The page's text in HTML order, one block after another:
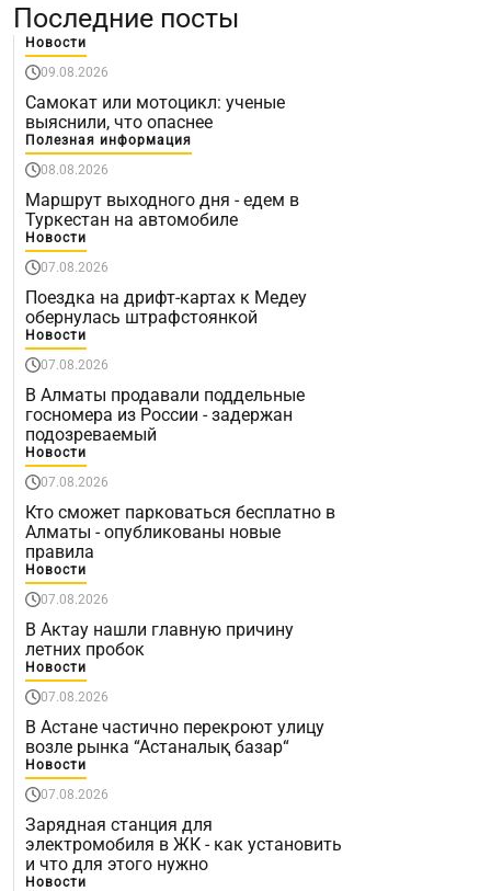
Последние посты
Новости
09.08.2026
Самокат или мотоцикл: ученые
выяснили, что опаснее
Полезная информация
08.08.2026
Маршрут выходного дня - едем в
Туркестан на автомобиле
Новости
07.08.2026
Поездка на дрифт-картах к Медеу
обернулась штрафстоянкой
Новости
07.08.2026
В Алматы продавали поддельные
госномера из России - задержан
подозреваемый
Новости
07.08.2026
Кто сможет парковаться бесплатно в
Алматы - опубликованы новые
правила
Новости
07.08.2026
В Актау нашли главную причину
летних пробок
Новости
07.08.2026
В Астане частично перекроют улицу
возле рынка “Астаналық базар“
Новости
07.08.2026
Зарядная станция для
электромобиля в ЖК - как установить
и что для этого нужно
Новости